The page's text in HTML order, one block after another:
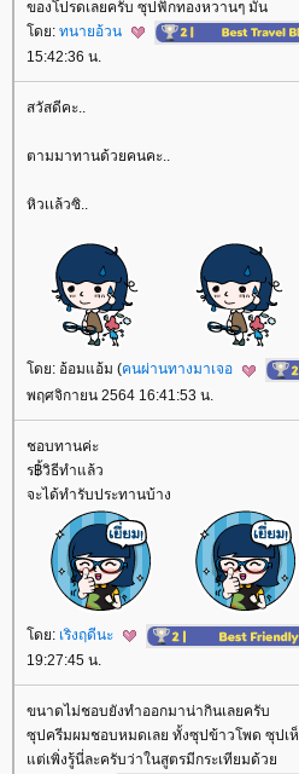
ของโปรดเลยครับ ซุปฟักทองหวานๆ มัน
ดย: ทนายอ้วน
15:42:36 น.
สวัสดีคะ..
ตามมาทานด้วยคนคะ..
หิวเเล้วซิ..
ดย: อ้อมแอ้ม (คนผ่านทางมาเจอ
พฤศจิกายน 2564 16:41:53 น.
ชอบทานค่ะ
ร฿้วิธีทำแล้ว
จะได้ทำรับประทานบ้าง
ดย: เริงฤดีนะ
19:27:45 น.
ขนาดไม่ชอบยังทำออกมาน่ากินเลยครับ
ซุปครีมผมชอบหมดเลย ทั้งซุปข้าวโพด ซุปเ
ต่เพิ่งรู้นี่ละครับว่าในสูตรมีกระเทียมด้ว